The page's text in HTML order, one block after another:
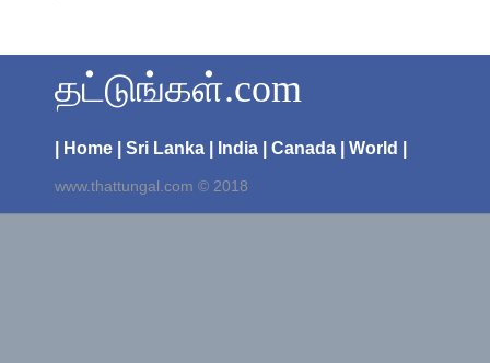
தட்டுங்கள்.com
| Home | Sri Lanka | India | Canada | World |
www.thattungal.com © 2018